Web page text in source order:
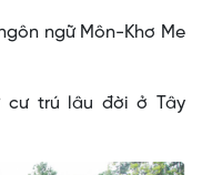
ngữ Môn-Khơ Me
trú lâu đời ở Tây